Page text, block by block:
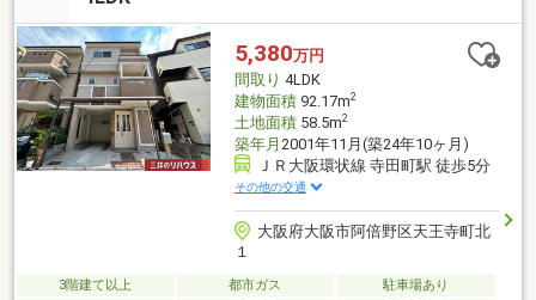
寺田町駅前店：徒歩7分 （500ｍ）
◇◆◇◆◇◆◇◆◇◆◇◆◇◆◇◆◇◆◇◆◇◆◇
5,380万円
間取り 4LDK
建物面積92.17m2
土地面積58.5m2
築年月 2001年11月(築24年10ヶ月)
ＪＲ大阪環状線 寺田町駅 徒歩5分
その他の交通
大阪府大阪市阿倍野区天王寺町北
１
3階建て以上 都市ガス
駐車場あり